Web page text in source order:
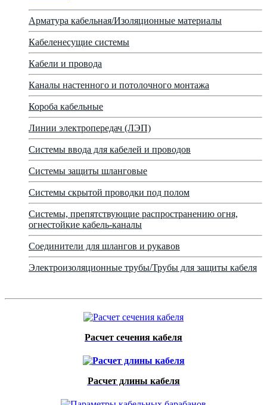
Арматура кабельная/Изоляционные материалы
Кабеленесущие системы
Кабели и провода
Каналы настенного и потолочного монтажа
Короба кабельные
Линии электропередач (ЛЭП)
Системы ввода для кабелей и проводов
Системы защиты шланговые
Системы скрытой проводки под полом
Системы, препятствующие распространению огня,
огнестойкие кабель-каналы
Соединители для шлангов и рукавов
Электроизоляционные трубы/Трубы для защиты кабеля
Расчет сечения кабеля
Расчет длины кабеля